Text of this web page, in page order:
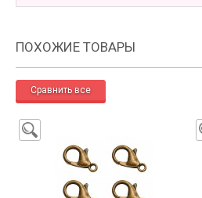
ПОХОЖИЕ ТОВАРЫ